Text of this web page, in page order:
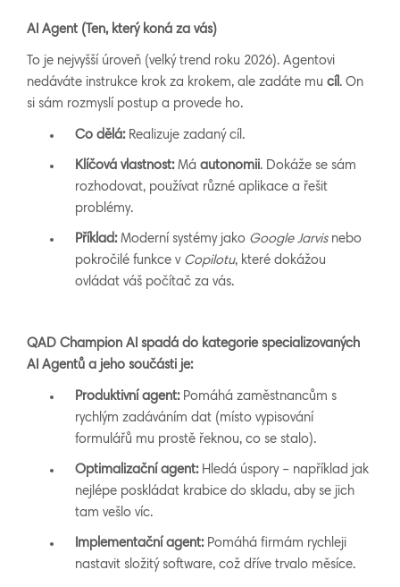
AI Agent (Ten, který koná za vás)
To je nejvyšší úroveň (velký trend roku 2026). Agentovi
nedáváte instrukce krok za krokem, ale zadáte mu cíl. On
si sám rozmyslí postup a provede ho.
Co dělá:Realizuje zadaný cíl.
Klíčová vlastnost:Má autonomii. Dokáže se sám
rozhodovat, používat různé aplikace a řešit
problémy.
Příklad:Moderní systémy jako Google Jarvisnebo
pokročilé funkce v Copilotu, které dokážou
ovládat váš počítač za vás.
QAD Champion AI spadá do kategorie specializovaných
AI Agentů a jeho součásti je:
Produktivní agent:Pomáhá zaměstnancům s
rychlým zadáváním dat (místo vypisování
formulářů mu prostě řeknou, co se stalo).
Optimalizační agent:Hledá úspory – například jak
nejlépe poskládat krabice do skladu, aby se jich
tam vešlo víc.
Implementační agent:Pomáhá firmám rychleji
nastavit složitý software, což dříve trvalo měsíce.